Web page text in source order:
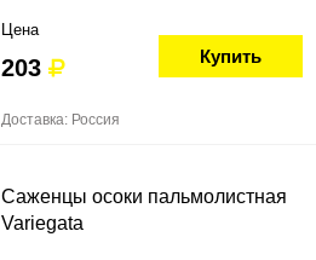
Цена
203 Купить
Доставка: Россия
Саженцы осоки пальмолистная
Variegata